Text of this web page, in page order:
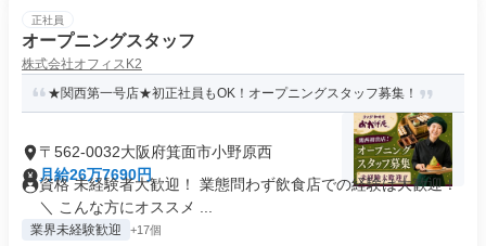
正社員
オープニングスタッフ
株式会社オフィスK2
★関西第一号店★初正社員もOK！オープニングスタッフ募集！
〒562-0032大阪府箕面市小野原西
月給26万7690円
資格 未経験者大歓迎！ 業態問わず飲食店での経験は大歓迎！
＼ こんな方にオススメ ...
業界未経験歓迎 +17個